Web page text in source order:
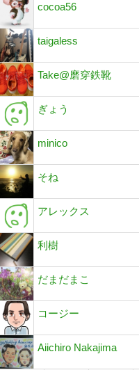
cocoa56
taigaless
Take@磨穿鉄靴
ぎょう
minico
そね
アレックス
利樹
だまだまこ
コージー
Aiichiro Nakajima